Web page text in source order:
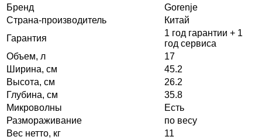
Бренд
Gorenje
Страна-производитель
Китай
Гарантия
1 год гарантии + 1
год сервиса
Объем, л
17
Ширина, см
45.2
Высота, см
26.2
Глубина, см
35.8
Микроволны
Есть
Размораживание
по весу
Вес нетто, кг
11